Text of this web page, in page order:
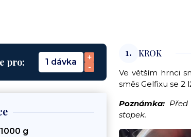
pro: 1 dávka
+
-
g
1. KROK
Ve větším hrnci
směs Gelfixu se 2
Poznámka:
stopek.